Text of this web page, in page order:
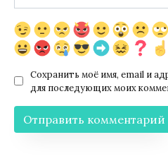
Сохранить моё имя, email и
для последующих моих